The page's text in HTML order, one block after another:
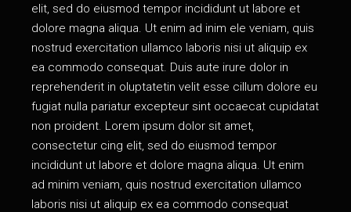
elit, sed do eiusmod tempor incididunt ut labore et
dolore magna aliqua. Ut enim ad inim ele veniam, quis
nostrud exercitation ullamco laboris nisi ut aliquip ex
ea commodo consequat. Duis aute irure dolor in
reprehenderit in oluptatetin velit esse cillum dolore eu
fugiat nulla pariatur excepteur sint occaecat cupidatat
non proident. Lorem ipsum dolor sit amet,
consectetur cing elit, sed do eiusmod tempor
incididunt ut labore et dolore magna aliqua. Ut enim
ad minim veniam, quis nostrud exercitation ullamco
laboris nisi ut aliquip ex ea commodo consequat